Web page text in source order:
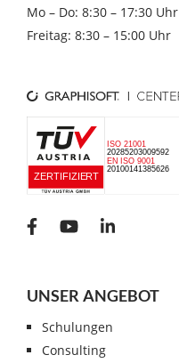
Mo – Do: 8:30 – 17:30 Uhr
Freitag: 8:30 – 15:00 Uhr
UNSER ANGEBOT
Schulungen
Consulting